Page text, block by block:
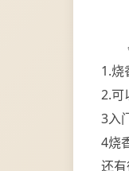
1.烧
2.可
3入
4烧
还